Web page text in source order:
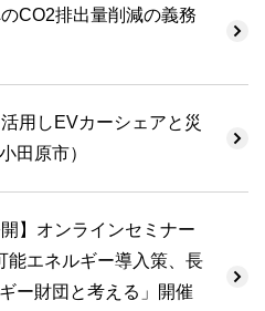
CO2排出量削減の義務
用しEVカーシェアと災
田原市）
】オンラインセミナー
能エネルギー導入策、長
ー財団と考える」開催